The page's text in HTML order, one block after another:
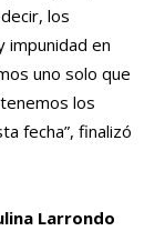
los
impunidad en
uno solo que
los
fecha”, finalizó
Larrondo